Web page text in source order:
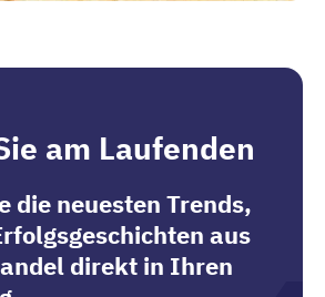
am Laufenden
die neuesten Trends,
aus
direkt in Ihren